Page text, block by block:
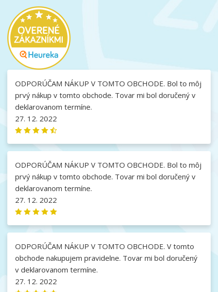
ODPORÚČAM NÁKUP V TOMTO OBCHODE. Bol to môj
prvý nákup v tomto obchode. Tovar mi bol doručený v
deklarovanom termíne.
27. 12. 2022
ODPORÚČAM NÁKUP V TOMTO OBCHODE. Bol to môj
prvý nákup v tomto obchode. Tovar mi bol doručený v
deklarovanom termíne.
27. 12. 2022
ODPORÚČAM NÁKUP V TOMTO OBCHODE. V tomto
obchode nakupujem pravidelne. Tovar mi bol doručený
v deklarovanom termíne.
27. 12. 2022